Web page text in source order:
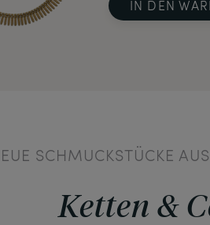
IN DEN
SCHMUCKSTÜCKE
Ketten &